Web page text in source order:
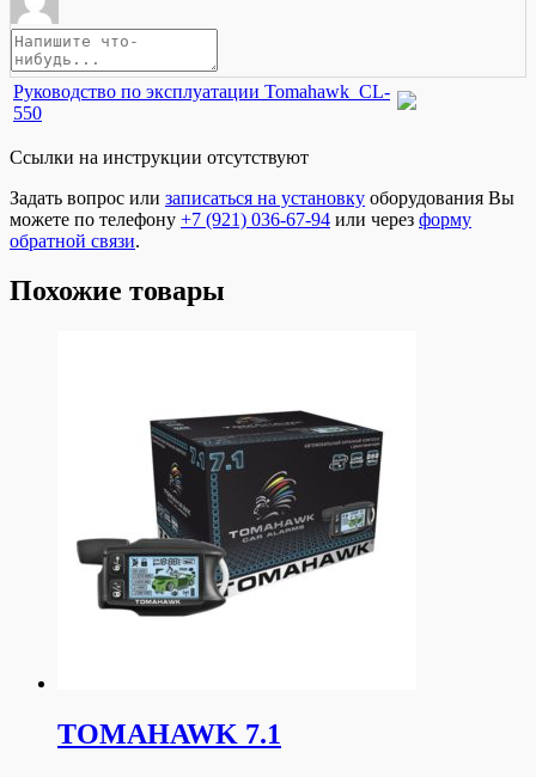
Руководство по эксплуатации Tomahawk_CL-
550
Ссылки на инструкции отсутствуют
Задать вопрос или записаться на установку оборудования Вы
можете по телефону +7 (921) 036-67-94 или через форму
обратной связи.
Похожие товары
TOMAHAWK 7.1